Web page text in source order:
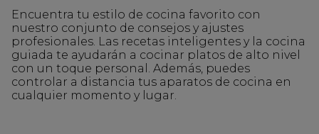
Encuentra tu estilo de cocina favorito con
nuestro conjunto de consejos y ajustes
profesionales. Las recetas inteligentes y la cocina
guiada te ayudarán a cocinar platos de alto nivel
con un toque personal. Además, puedes
controlar a distancia tus aparatos de cocina en
cualquier momento y lugar.